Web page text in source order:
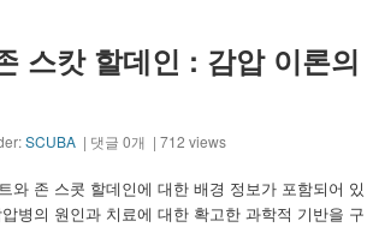
스캇 할데인 : 감압 이론의
SCUBA| 댓글 0개 | 712 views
와 존 스콧 할데인에 대한 배경 정보가 포함되어 있
병의 원인과 치료에 대한 확고한 과학적 기반을 구